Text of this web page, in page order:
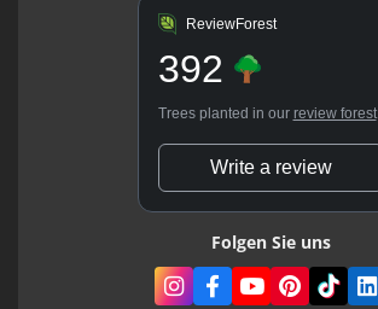
ReviewForest
392
Trees planted in our review forest.
Write a review
Folgen Sie uns